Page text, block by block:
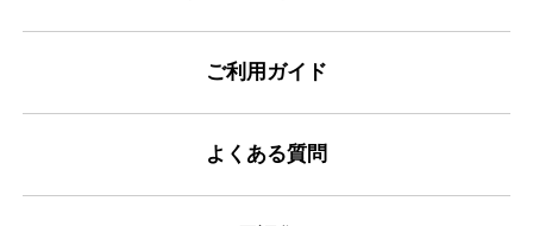
ご利用ガイド
よくある質問